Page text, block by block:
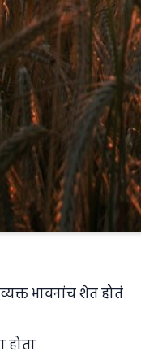
भावनांच शेत होतं
होता